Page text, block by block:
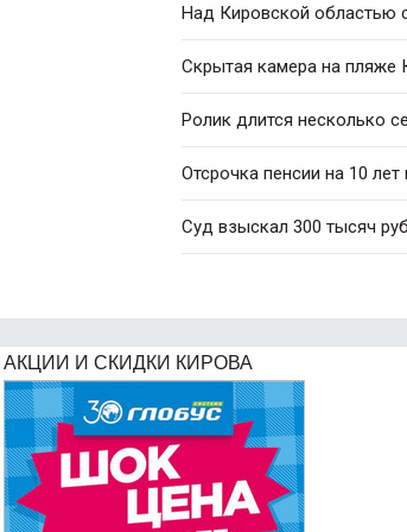
Над Кировской областью
Скрытая камера на пляже
Ролик длится несколько
Отсрочка пенсии на 10
Суд взыскал 300 тысяч
АКЦИИ И СКИДКИ КИРОВА